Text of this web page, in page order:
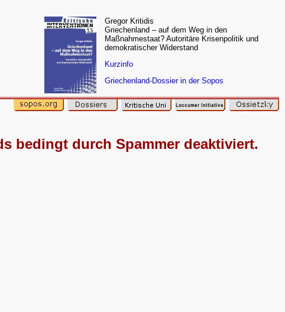
Gregor Kritidis
Griechenland – auf dem Weg in den
Maßnahmestaat? Autoritäre Krisenpolitik und
demokratischer Widerstand
Kurzinfo
Griechenland-Dossier in der Sopos
bedingt durch Spammer deaktiviert.